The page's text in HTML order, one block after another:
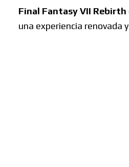
Final Fantasy VII Rebirth
una experiencia renovada